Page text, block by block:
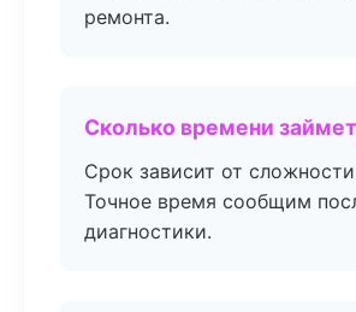
ремонта.
Сколько времени
Срок зависит от
Точное время сообщим
диагностики.